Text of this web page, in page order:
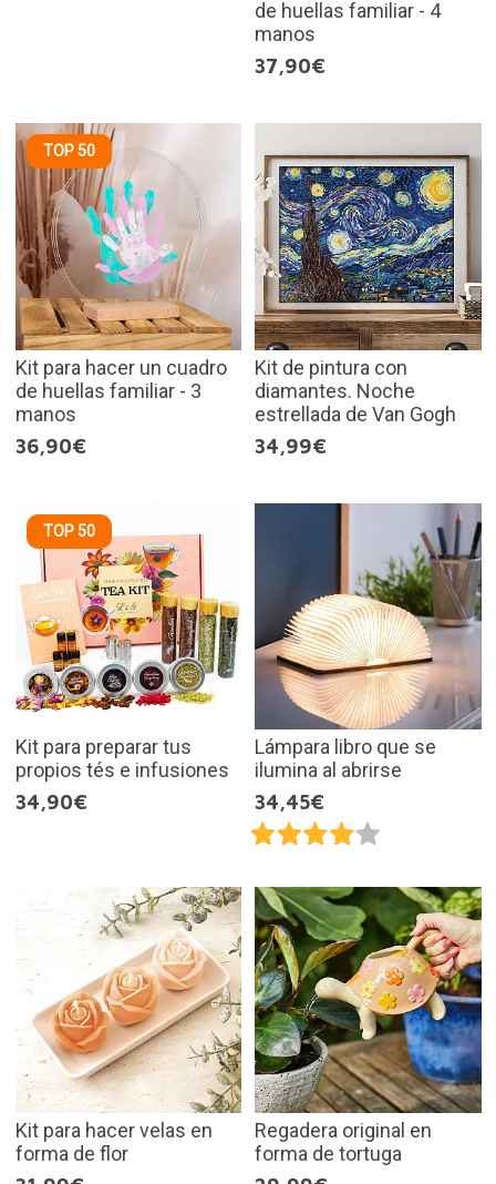
de huellas familiar - 4
manos
37,90€
TOP 50
Kit para hacer un cuadro
de huellas familiar - 3
manos
36,90€
Kit de pintura con
diamantes. Noche
estrellada de Van Gogh
34,99€
TOP 50
Kit para preparar tus
propios tés e infusiones
34,90€
Lámpara libro que se
ilumina al abrirse
34,45€
Kit para hacer velas en
forma de flor
Regadera original en
forma de tortuga